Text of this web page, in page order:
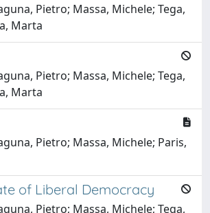
Pietro; Massa, Michele; Tega,
Marta
Pietro; Massa, Michele; Tega,
Marta
Pietro; Massa, Michele; Paris,
of Liberal Democracy
Pietro; Massa, Michele; Tega,